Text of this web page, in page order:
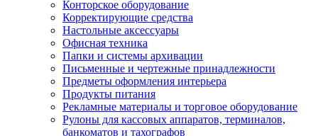
Конторское оборудование
Корректирующие средства
Настольные аксессуары
Офисная техника
Папки и системы архивации
Письменные и чертежные принадлежности
Предметы оформления интерьера
Продукты питания
Рекламные материалы и торговое оборудование
Рулоны для кассовых аппаратов, терминалов,
банкоматов и тахографов